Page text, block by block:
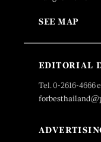
SEE MAP
EDITORIAL
Tel. 0-2616-4666